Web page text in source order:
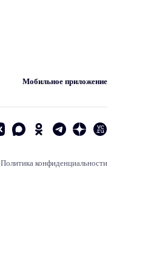
Мобильное приложение
Политика конфиденциальности